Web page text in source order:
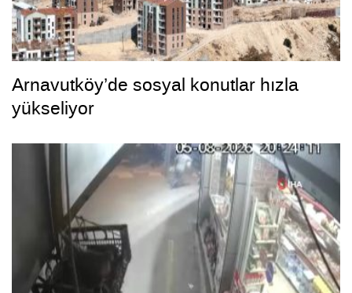
Arnavutköy’de sosyal konutlar hızla
yükseliyor